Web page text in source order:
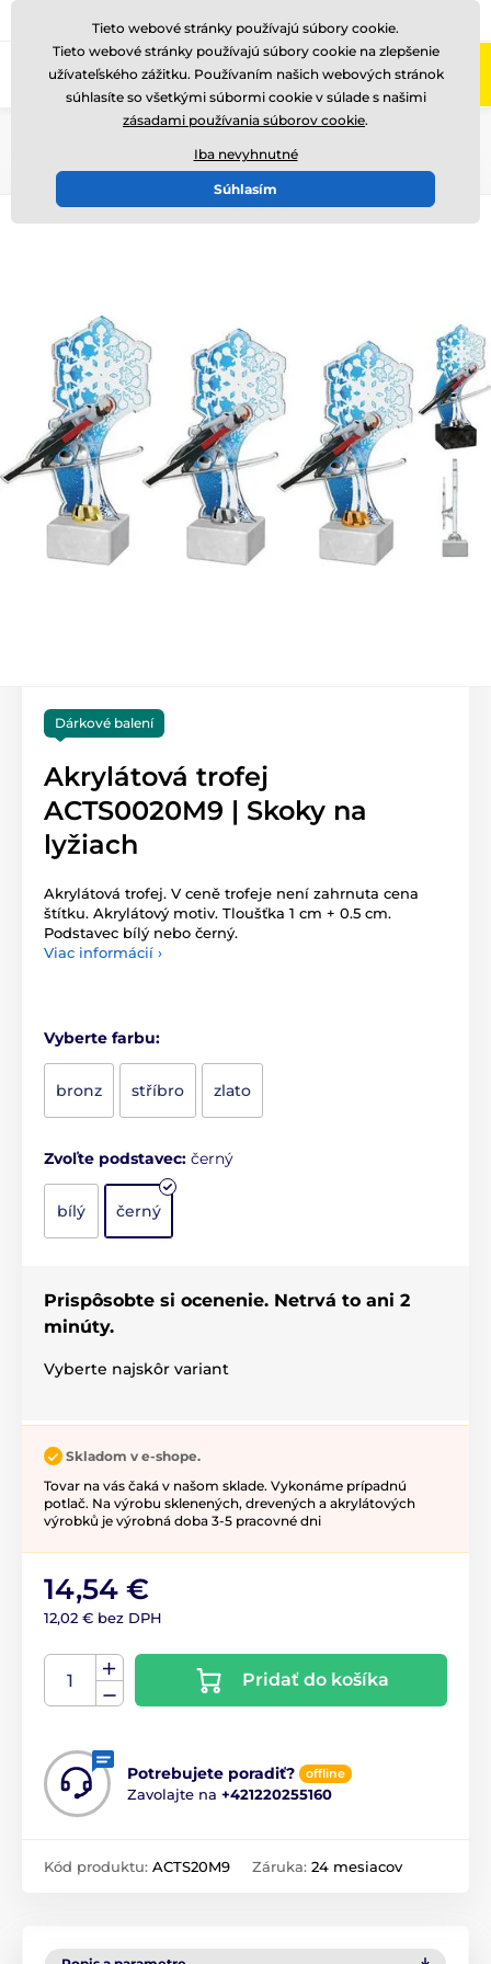
Zavolajte nám (Po-Pi 8-17) +421220255160
Dárkové balení
Akrylátová trofej
ACTS0020M9 | Skoky na
lyžiach
Akrylátová trofej. V ceně trofeje není zahrnuta cena
štítku. Akrylátový motiv. Tloušťka 1 cm + 0.5 cm.
Podstavec bílý nebo černý.
Viac informácií ›
Vyberte farbu:
bronz stříbro zlato
Zvoľte podstavec: černý
bílý černý
Prispôsobte si ocenenie. Netrvá to ani 2
minúty.
Vyberte najskôr variant
Skladom v e-shope.
Tovar na vás čaká v našom sklade. Vykonáme prípadnú
potlač. Na výrobu sklenených, drevených a akrylátových
výrobků je výrobná doba 3-5 pracovné dni
14,54 €
12,02 € bez DPH
Pridať do košíka
Potrebujete poradiť? offline
Zavolajte na +421220255160
Kód produktu: ACTS20M9 Záruka: 24 mesiacov
Tieto webové stránky používajú súbory cookie.
Tieto webové stránky používajú súbory cookie na zlepšenie
užívateľského zážitku. Používaním našich webových stránok
súhlasíte so všetkými súbormi cookie v súlade s našimi
zásadami používania súborov cookie.
Iba nevyhnutné
Súhlasím